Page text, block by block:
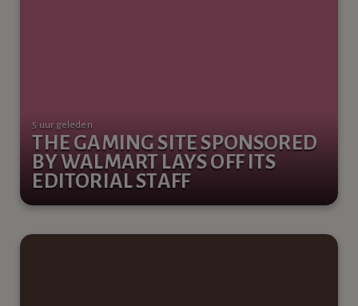
THE GAMING SITE SPONSORED
BY WALMART LAYS OFF ITS
EDITORIAL STAFF
5 uur geleden